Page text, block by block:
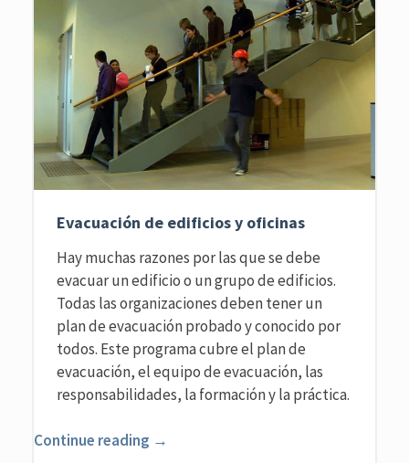
Evacuación de edificios y oficinas
Hay muchas razones por las que se debe
evacuar un edificio o un grupo de edificios.
Todas las organizaciones deben tener un
plan de evacuación probado y conocido por
todos. Este programa cubre el plan de
evacuación, el equipo de evacuación, las
responsabilidades, la formación y la práctica.
Continue reading →